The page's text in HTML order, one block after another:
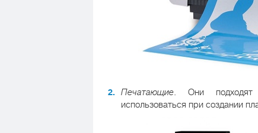
Печатающие . Они подходят
использоваться при создании